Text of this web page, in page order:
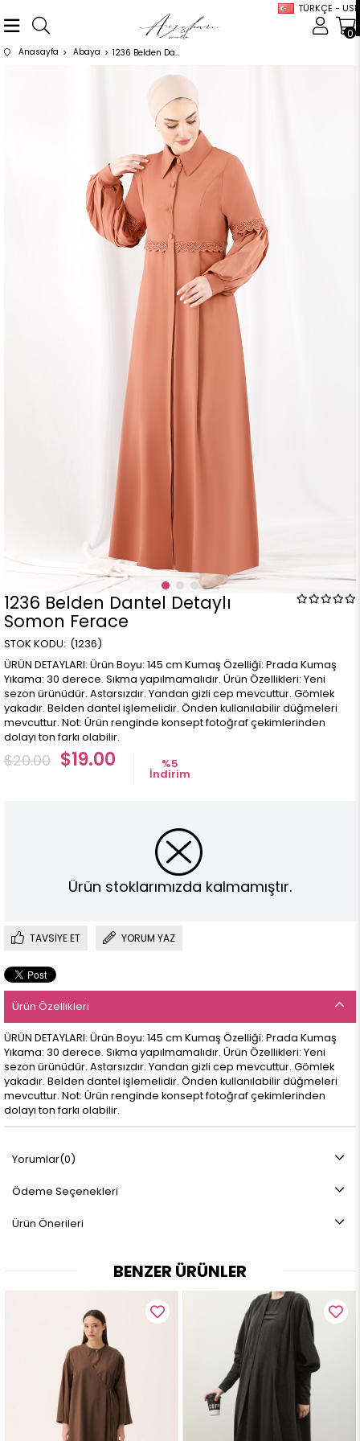
TÜRKÇE - USD
0
Anasayfa Abaya 1236 Belden Dantel Detaylı Somon Ferace
1236 Belden Dantel Detaylı
Somon Ferace
(1236)
ÜRÜN DETAYLARI: Ürün Boyu: 145 cm Kumaş Özelliği: Prada Kumaş
Yıkama: 30 derece. Sıkma yapılmamalıdır. Ürün Özellikleri: Yeni
sezon ürünüdür. Astarsızdır. Yandan gizli cep mevcuttur. Gömlek
yakadır. Belden dantel işlemelidir. Önden kullanılabilir düğmeleri
mevcuttur. Not: Ürün renginde konsept fotoğraf çekimlerinden
dolayı ton farkı olabilir.
$20.00 $19.00 %5
İndirim
Ürün stoklarımızda kalmamıştır.
TAVSIYE ET YORUM YAZ
Ürün Özellikleri
ÜRÜN DETAYLARI: Ürün Boyu: 145 cm Kumaş Özelliği: Prada Kumaş
Yıkama: 30 derece. Sıkma yapılmamalıdır. Ürün Özellikleri: Yeni
sezon ürünüdür. Astarsızdır. Yandan gizli cep mevcuttur. Gömlek
yakadır. Belden dantel işlemelidir. Önden kullanılabilir düğmeleri
mevcuttur. Not: Ürün renginde konsept fotoğraf çekimlerinden
dolayı ton farkı olabilir.
Yorumlar(0)
Ödeme Seçenekleri
Ürün Önerileri
BENZER ÜRÜNLER